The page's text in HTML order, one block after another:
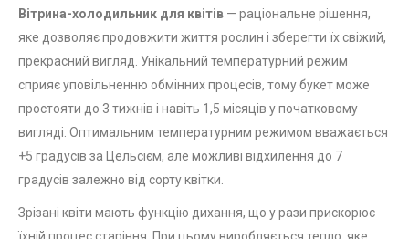
Вітрина-холодильник для квітів — раціональне рішення,
яке дозволяє продовжити життя рослин і зберегти їх свіжий,
прекрасний вигляд. Унікальний температурний режим
сприяє уповільненню обмінних процесів, тому букет може
простояти до 3 тижнів і навіть 1,5 місяців у початковому
вигляді. Оптимальним температурним режимом вважається
+5 градусів за Цельсієм, але можливі відхилення до 7
градусів залежно від сорту квітки.
Зрізані квіти мають функцію дихання, що у рази прискорює
їхній процес старіння. При цьому виробляється тепло, яке